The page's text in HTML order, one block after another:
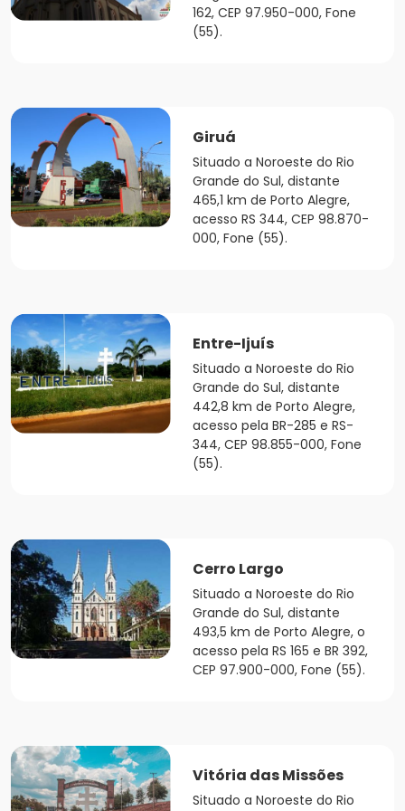
162, CEP 97.950-000, Fone
(55).
Giruá
Situado a Noroeste do Rio
Grande do Sul, distante
465,1 km de Porto Alegre,
acesso RS 344, CEP 98.870-
000, Fone (55).
Entre-Ijuís
Situado a Noroeste do Rio
Grande do Sul, distante
442,8 km de Porto Alegre,
acesso pela BR-285 e RS-
344, CEP 98.855-000, Fone
(55).
Cerro Largo
Situado a Noroeste do Rio
Grande do Sul, distante
493,5 km de Porto Alegre, o
acesso pela RS 165 e BR 392,
CEP 97.900-000, Fone (55).
Vitória das Missões
Situado a Noroeste do Rio